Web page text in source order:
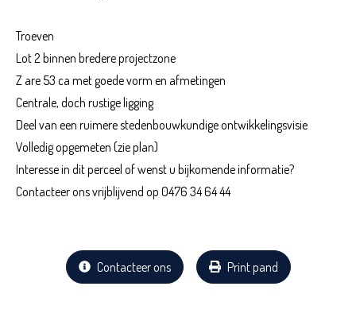
Troeven
Lot 2 binnen bredere projectzone
Z are 53 ca met goede vorm en afmetingen
Centrale, doch rustige ligging
Deel van een ruimere stedenbouwkundige ontwikkelingsvisie
Volledig opgemeten (zie plan)
Interesse in dit perceel of wenst u bijkomende informatie?
Contacteer ons vrijblijvend op 0476 34 64 44
Contacteer ons Print pand